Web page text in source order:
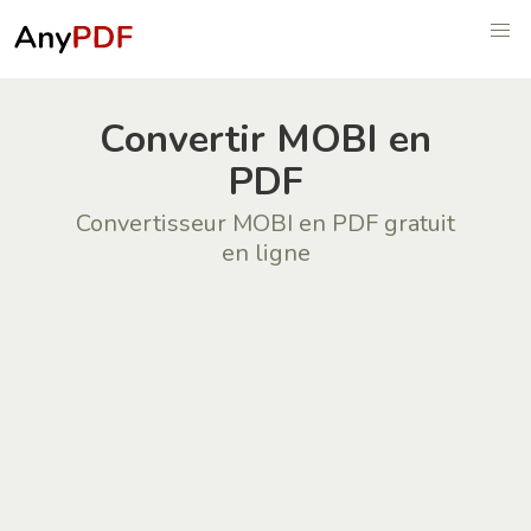
Convertir MOBI en
PDF
Convertisseur MOBI en PDF gratuit
en ligne